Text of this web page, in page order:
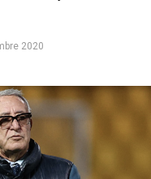
2020